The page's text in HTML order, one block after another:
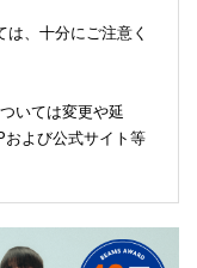
は、十分にご注意く
いては変更や延
および公式サイト等